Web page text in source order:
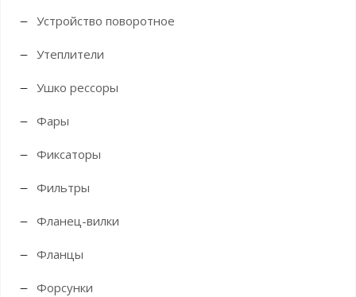
Устройство поворотное
Утеплители
Ушко рессоры
Фары
Фиксаторы
Фильтры
Фланец-вилки
Фланцы
Форсунки